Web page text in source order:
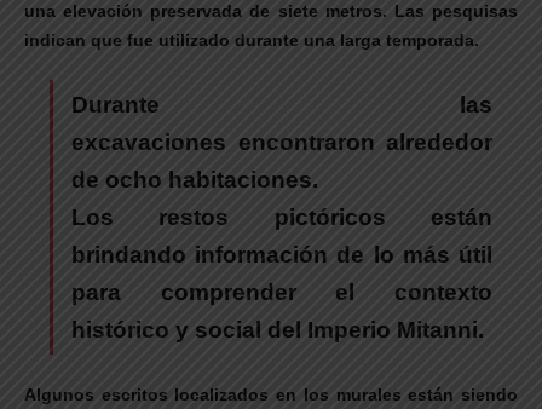
una elevación preservada de siete metros. Las pesquisas
indican que fue utilizado durante una larga temporada.
Durante las
excavaciones encontraron alrededor
de ocho habitaciones.
Los restos pictóricos están
brindando información de lo más útil
para comprender el contexto
histórico y social del Imperio Mitanni.
Algunos escritos localizados en los murales están siendo